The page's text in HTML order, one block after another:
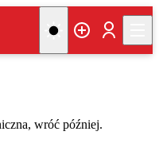
wróć później.